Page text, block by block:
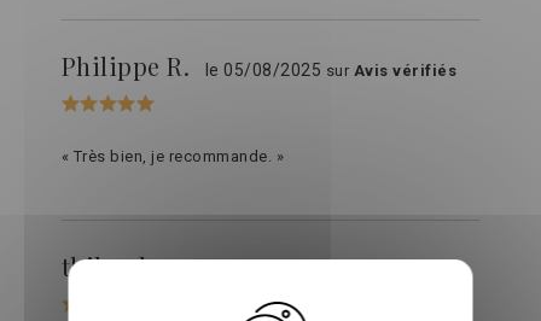
Philippe R. le 05/08/2025 sur Avis vérifiés
« Très bien, je recommande. »
thibault v.